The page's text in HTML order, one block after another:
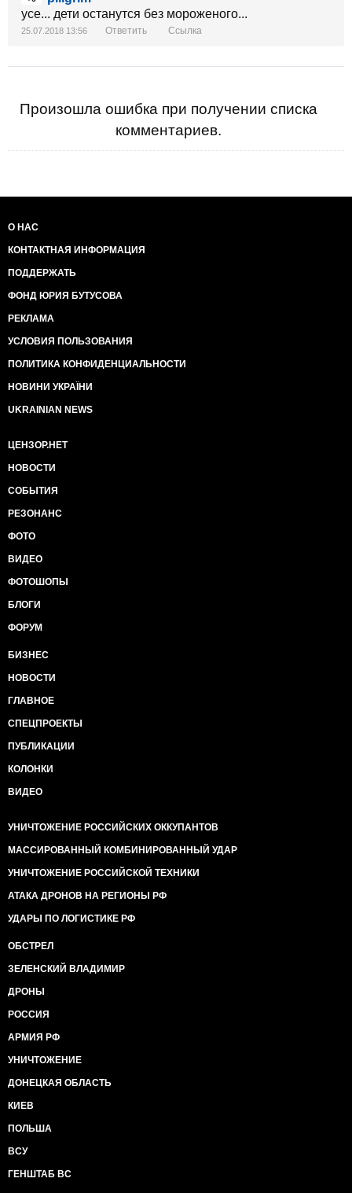
усе... дети останутся без мороженого...
25.07.2018 13:56 Ответить Ссылка
Произошла ошибка при получении списка
комментариев.
О НАС
КОНТАКТНАЯ ИНФОРМАЦИЯ
ПОДДЕРЖАТЬ
ФОНД ЮРИЯ БУТУСОВА
РЕКЛАМА
УСЛОВИЯ ПОЛЬЗОВАНИЯ
ПОЛИТИКА КОНФИДЕНЦИАЛЬНОСТИ
НОВИНИ УКРАЇНИ
UKRAINIAN NEWS
ЦЕНЗОР.НЕТ
НОВОСТИ
СОБЫТИЯ
РЕЗОНАНС
ФОТО
ВИДЕО
ФОТОШОПЫ
БЛОГИ
ФОРУМ
БИЗНЕС
НОВОСТИ
ГЛАВНОЕ
СПЕЦПРОЕКТЫ
ПУБЛИКАЦИИ
КОЛОНКИ
ВИДЕО
УНИЧТОЖЕНИЕ РОССИЙСКИХ ОККУПАНТОВ
МАССИРОВАННЫЙ КОМБИНИРОВАННЫЙ УДАР
УНИЧТОЖЕНИЕ РОССИЙСКОЙ ТЕХНИКИ
АТАКА ДРОНОВ НА РЕГИОНЫ РФ
УДАРЫ ПО ЛОГИСТИКЕ РФ
ОБСТРЕЛ
ЗЕЛЕНСКИЙ ВЛАДИМИР
ДРОНЫ
РОССИЯ
АРМИЯ РФ
УНИЧТОЖЕНИЕ
ДОНЕЦКАЯ ОБЛАСТЬ
КИЕВ
ПОЛЬША
ВСУ
ГЕНШТАБ ВС